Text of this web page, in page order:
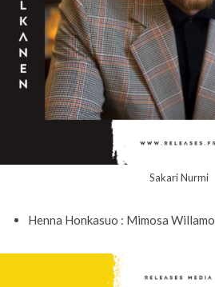
Sakari Nurmi
Henna Honkasuo : Mimosa Willamo